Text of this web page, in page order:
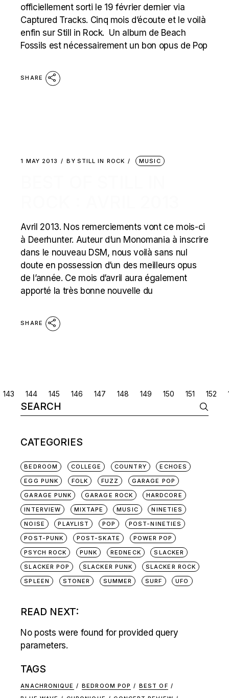
officiellement sorti le 19 février dernier via
Captured Tracks. Cinq mois d’écoute et le voilà
enfin sur Still in Rock. Un album de Beach
Fossils est nécessairement un bon opus de Pop
SHARE
1 MAY 2013 BY STILL IN ROCK MUSIC
Avril 2013. Nos remerciements vont ce mois-ci
à Deerhunter. Auteur d’un Monomania à inscrire
dans le nouveau DSM, nous voilà sans nul
doute en possession d’un des meilleurs opus
de l’année. Ce mois d’avril aura également
apporté la très bonne nouvelle du
SHARE
POSTS
NAVIGATION
143 144 145 146 147 148 149 150 151 152
Search
for:
CATEGORIES
BEDROOM COLLEGE COUNTRY
ECHOES
EGG PUNK
FOLK FUZZ
GARAGE POP
GARAGE PUNK
GARAGE ROCK
HARDCORE
INTERVIEW
MIXTAPE MUSIC
NINETIES
NOISE
PLAYLIST POP
POST-NINETIES
POST-PUNK
POST-SKATE
POWER POP
PSYCH ROCK
PUNK REDNECK
SLACKER
SLACKER POP
SLACKER PUNK
SLACKER ROCK
SPLEEN
STONER SUMMER SURF UFO
READ NEXT:
No posts were found for provided query
parameters.
TAGS
ANACHRONIQUE BEDROOM POP
BEST OF